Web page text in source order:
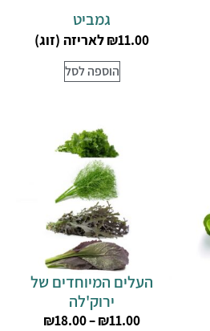
גמביט
₪11.00 לאריזה (זוג)
הוספה לסל
העלים המיוחדים של
ירוק'לה
₪11.00
–
₪18.00